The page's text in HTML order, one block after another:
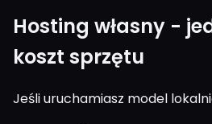
Hosting własny -
koszt sprzętu
Jeśli uruchamiasz model